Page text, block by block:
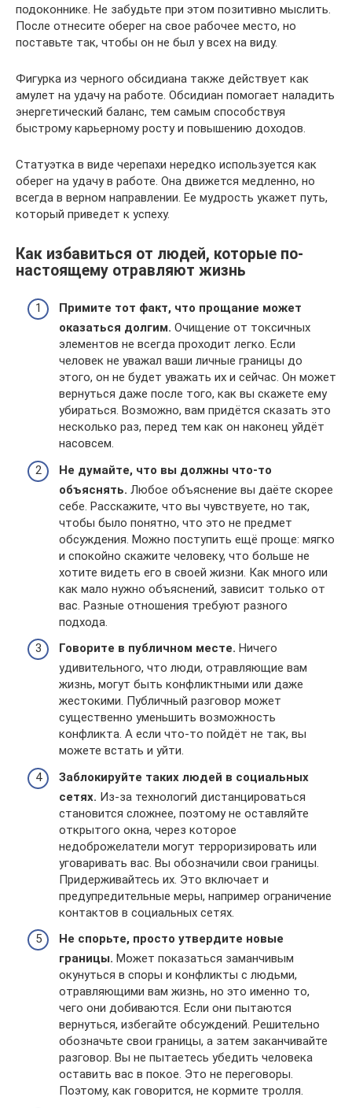
подоконнике. Не забудьте при этом позитивно мыслить.
После отнесите оберег на свое рабочее место, но
поставьте так, чтобы он не был у всех на виду.
Фигурка из черного обсидиана также действует как
амулет на удачу на работе. Обсидиан помогает наладить
энергетический баланс, тем самым способствуя
быстрому карьерному росту и повышению доходов.
Статуэтка в виде черепахи нередко используется как
оберег на удачу в работе. Она движется медленно, но
всегда в верном направлении. Ее мудрость укажет путь,
который приведет к успеху.
Как избавиться от людей, которые по-
настоящему отравляют жизнь
Примите тот факт, что прощание может
оказаться долгим. Очищение от токсичных
элементов не всегда проходит легко. Если
человек не уважал ваши личные границы до
этого, он не будет уважать их и сейчас. Он может
вернуться даже после того, как вы скажете ему
убираться. Возможно, вам придётся сказать это
несколько раз, перед тем как он наконец уйдёт
насовсем.
Не думайте, что вы должны что-то
объяснять. Любое объяснение вы даёте скорее
себе. Расскажите, что вы чувствуете, но так,
чтобы было понятно, что это не предмет
обсуждения. Можно поступить ещё проще: мягко
и спокойно скажите человеку, что больше не
хотите видеть его в своей жизни. Как много или
как мало нужно объяснений, зависит только от
вас. Разные отношения требуют разного
подхода.
Говорите в публичном месте. Ничего
удивительного, что люди, отравляющие вам
жизнь, могут быть конфликтными или даже
жестокими. Публичный разговор может
существенно уменьшить возможность
конфликта. А если что-то пойдёт не так, вы
можете встать и уйти.
Заблокируйте таких людей в социальных
сетях. Из-за технологий дистанцироваться
становится сложнее, поэтому не оставляйте
открытого окна, через которое
недоброжелатели могут терроризировать или
уговаривать вас. Вы обозначили свои границы.
Придерживайтесь их. Это включает и
предупредительные меры, например ограничение
контактов в социальных сетях.
Не спорьте, просто утвердите новые
границы. Может показаться заманчивым
окунуться в споры и конфликты с людьми,
отравляющими вам жизнь, но это именно то,
чего они добиваются. Если они пытаются
вернуться, избегайте обсуждений. Решительно
обозначьте свои границы, а затем заканчивайте
разговор. Вы не пытаетесь убедить человека
оставить вас в покое. Это не переговоры.
Поэтому, как говорится, не кормите тролля.